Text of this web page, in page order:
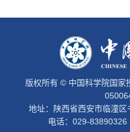
版权所有 © 中国科学院国家
地址：陕西省西安市临潼
电话：029-